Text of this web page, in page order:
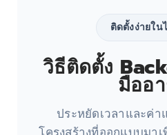
ติดตั้งง่ายใน
วิธีติดตั้ง
มืออ
ประหยัดเวลาและค่า